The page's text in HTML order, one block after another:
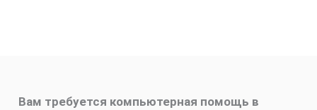
Вам требуется компьютерная помощь в